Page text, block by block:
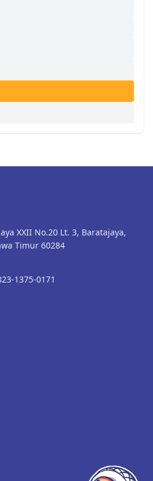
XXII No.20 Lt. 3, Baratajaya,
Timur 60284
1375-0171